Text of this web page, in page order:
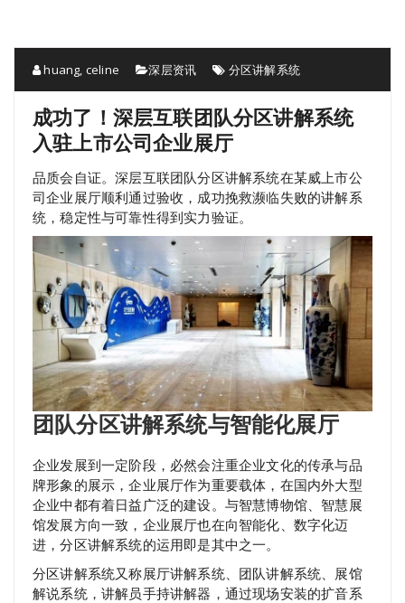
huang, celine 深层资讯 分区讲解系统
成功了！深层互联团队分区讲解系统
入驻上市公司企业展厅
品质会自证。深层互联团队分区讲解系统在某威上市公
司企业展厅顺利通过验收，成功挽救濒临失败的讲解系
统，稳定性与可靠性得到实力验证。
团队分区讲解系统与智能化展厅
企业发展到一定阶段，必然会注重企业文化的传承与品
牌形象的展示，企业展厅作为重要载体，在国内外大型
企业中都有着日益广泛的建设。与智慧博物馆、智慧展
馆发展方向一致，企业展厅也在向智能化、数字化迈
进，分区讲解系统的运用即是其中之一。
分区讲解系统又称展厅讲解系统、团队讲解系统、展馆
解说系统，讲解员手持讲解器，通过现场安装的扩音系